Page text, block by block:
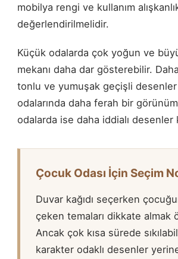
mobilya rengi ve kullanım
değerlendirilmelidir.
Küçük odalarda çok yoğun ve
mekanı daha dar gösterebilir.
tonlu ve yumuşak geçişli
odalarında daha ferah bir
odalarda ise daha iddialı desenler
Çocuk Odası İçin Seçim
Duvar kağıdı seçerken
çeken temaları dikkate almak
Ancak çok kısa sürede
karakter odaklı desenler